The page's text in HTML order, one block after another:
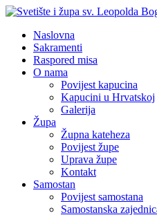
Naslovna
Sakramenti
Raspored misa
O nama
Povijest kapucina
Kapucini u Hrvatskoj
Galerija
Župa
Župna kateheza
Povijest župe
Uprava župe
Kontakt
Samostan
Povijest samostana
Samostanska